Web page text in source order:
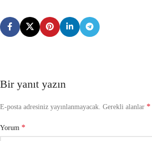
Bir yanıt yazın
E-posta adresiniz yayınlanmayacak. Gerekli alanlar *
Yorum *